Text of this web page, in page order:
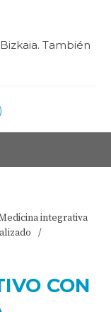
También
integrativa
CON